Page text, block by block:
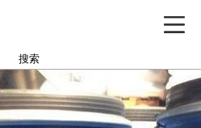
搜索